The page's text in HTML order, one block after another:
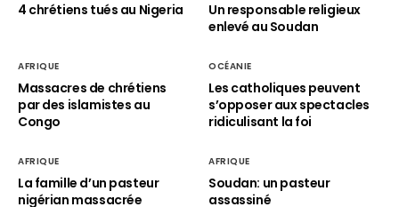
4 chrétiens tués au Nigeria
Un responsable religieux
enlevé au Soudan
AFRIQUE
Massacres de chrétiens
par des islamistes au
Congo
OCÉANIE
Les catholiques peuvent
s’opposer aux spectacles
ridiculisant la foi
AFRIQUE
La famille d’un pasteur
nigérian massacrée
AFRIQUE
Soudan: un pasteur
assassiné